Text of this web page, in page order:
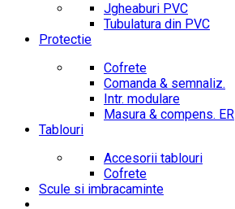
Jgheaburi PVC
Tubulatura din PVC
Protectie
Cofrete
Comanda & semnaliz.
Intr. modulare
Masura & compens. ER
Tablouri
Accesorii tablouri
Cofrete
Scule si imbracaminte